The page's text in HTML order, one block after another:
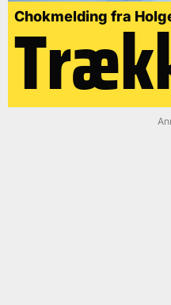
Chokmelding fra